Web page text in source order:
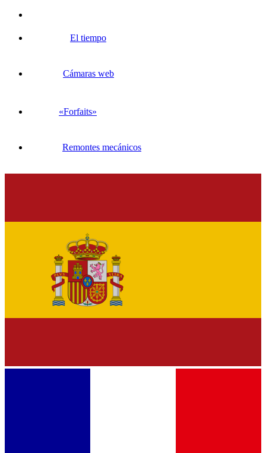
El tiempo
Cámaras web
«Forfaits»
Remontes mecánicos